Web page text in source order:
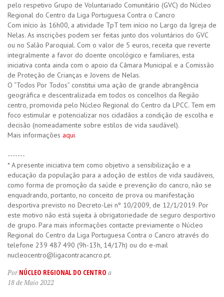
pelo respetivo Grupo de Voluntariado Comunitário (GVC) do Núcleo
Regional do Centro da Liga Portuguesa Contra o Cancro
Com início às 16h00, a atividade TpT tem início no Largo da Igreja de
Nelas. As inscrições podem ser feitas junto dos voluntários do GVC
ou no Salão Paroquial. Com o valor de 5 euros, receita que reverte
integralmente a favor do doente oncológico e familiares, esta
iniciativa conta ainda com o apoio da Câmara Municipal e a Comissão
de Proteção de Crianças e Jovens de Nelas.
O “Todos Por Todos” constitui uma ação de grande abrangência
geográfica e descentralizada em todos os concelhos da Região
centro, promovida pelo Núcleo Regional do Centro da LPCC. Tem em
foco estimular e potencializar nos cidadãos a condição de escolha e
decisão (nomeadamente sobre estilos de vida saudável).
Mais informações aqui.
-------
* A presente iniciativa tem como objetivo a sensibilização e a
educação da população para a adoção de estilos de vida saudáveis,
como forma de promoção da saúde e prevenção do cancro, não se
enquadrando, portanto, no conceito de prova ou manifestação
desportiva previsto no Decreto-Lei nº 10/2009, de 12/1/2019. Por
este motivo não está sujeita à obrigatoriedade de seguro desportivo
de grupo. Para mais informações contacte previamente o Núcleo
Regional do Centro da Liga Portuguesa Contra o Cancro através do
telefone 239 487 490 (9h-13h, 14/17h) ou do e-mail
nucleocentro@ligacontracancro.pt.
PorNÚCLEO REGIONAL DO CENTRO a
18 de Maio 2022